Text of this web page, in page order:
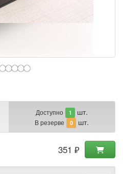
Доступно 1 шт.
В резерве 0 шт.
351 ₽